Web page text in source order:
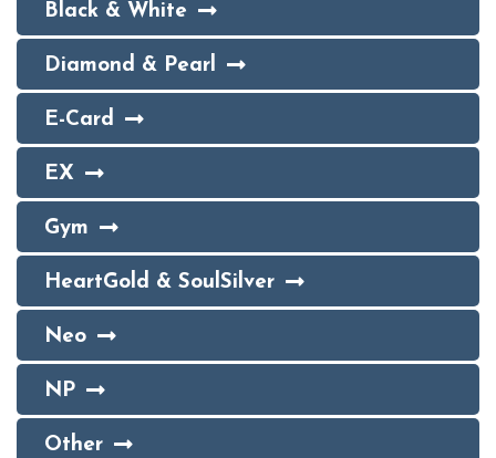
Black & White
Diamond & Pearl
E-Card
EX
Gym
HeartGold & SoulSilver
Neo
NP
Other